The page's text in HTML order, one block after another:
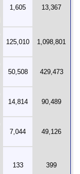
1,605 13,367
125,010 1,098,801
50,508 429,473
14,814 90,489
7,044 49,126
133 399